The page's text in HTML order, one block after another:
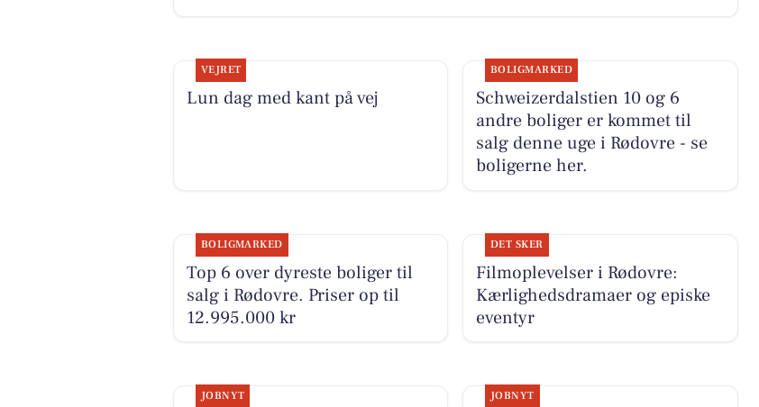
VEJRET
Lun dag med kant på vej
BOLIGMARKED
Schweizerdalstien 10 og 6
andre boliger er kommet til
salg denne uge i Rødovre - se
boligerne her.
BOLIGMARKED
Top 6 over dyreste boliger til
salg i Rødovre. Priser op til
12.995.000 kr
DET SKER
Filmoplevelser i Rødovre:
Kærlighedsdramaer og episke
eventyr
JOBNYT JOBNYT